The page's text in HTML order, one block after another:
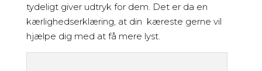
tydeligt giver udtryk for dem. Det er da en
kærlighedserklæring, at din kæreste gerne vil
hjælpe dig med at få mere lyst.